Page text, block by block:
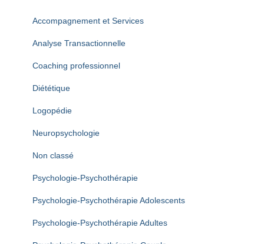
Accompagnement et Services
Analyse Transactionnelle
Coaching professionnel
Diététique
Logopédie
Neuropsychologie
Non classé
Psychologie-Psychothérapie
Psychologie-Psychothérapie Adolescents
Psychologie-Psychothérapie Adultes